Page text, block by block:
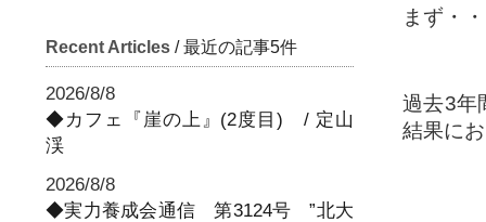
Recent Articles / 最近の記事5件
2026/8/8
◆カフェ『崖の上』(2度目) / 定山
渓
2026/8/8
◆実力養成会通信 第3124号 ”北大
まず・
過去3年
結果に